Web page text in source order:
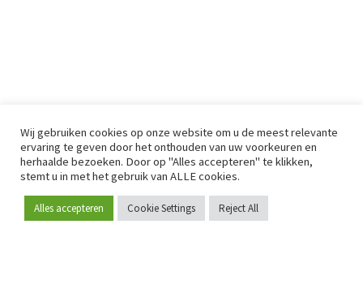
Word lid
Wij gebruiken cookies op onze website om u de meest relevante
ervaring te geven door het onthouden van uw voorkeuren en
herhaalde bezoeken. Door op "Alles accepteren" te klikken,
stemt u in met het gebruik van ALLE cookies.
Alles accepteren Cookie Settings Reject All